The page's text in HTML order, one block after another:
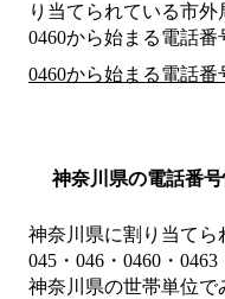
り当てられている市外
0460から始まる電話番
0460から始まる電話番
神奈川県の電話番
神奈川県に割り当てら
045・046・0460・0463
神奈川県の世帯単位で